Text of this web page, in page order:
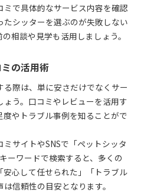
で具体的なサービス内容を確認
たシッターを選ぶのが失敗しない
相談や見学も活用しましょう。
の活用術
際は、単に安さだけでなくサー
う。口コミやレビューを活用す
やトラブル事例を知ることがで
サイトやSNSで「ペットシッタ
ーワードで検索すると、多くの
心して任せられた」「トラブル
信頼性の目安となります。